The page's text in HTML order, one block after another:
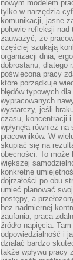
nowym modelem
tylko w narzędzia
komunikacji, jasne
połowie refleksji
zauważyć, że
częściej szukają
organizacji dnia,
dobrostanu, dlatego
poświęcona pracy
które porządkuje
błędów typowych
wypracowanych
wystarczy, jeśli
czasu, koncentracji
wpłynęła również
pracowników. W
skupiać się na
obecności. To
większej
konkretne
dojrzałości po obu
umieć planować
postępy, a
bez nadmiernej
zaufania, praca
źródło napięcia.
odpowiedzialność i
działać bardzo
także wpływu pracy